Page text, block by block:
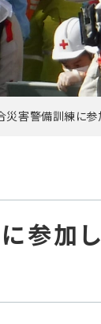
害警備訓練に参
参加